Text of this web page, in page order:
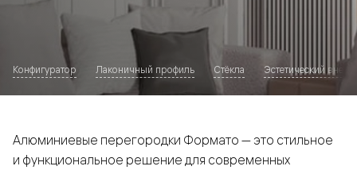
Конфигуратор Лаконичный профиль Стёкла Эстетический
Алюминиевые перегородки Формато — это стильное
и функциональное решение для современных